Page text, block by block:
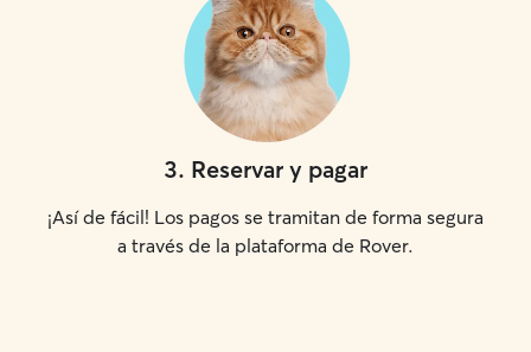
3. Reservar y pagar
¡Así de fácil! Los pagos se tramitan de forma segura
a través de la plataforma de Rover.